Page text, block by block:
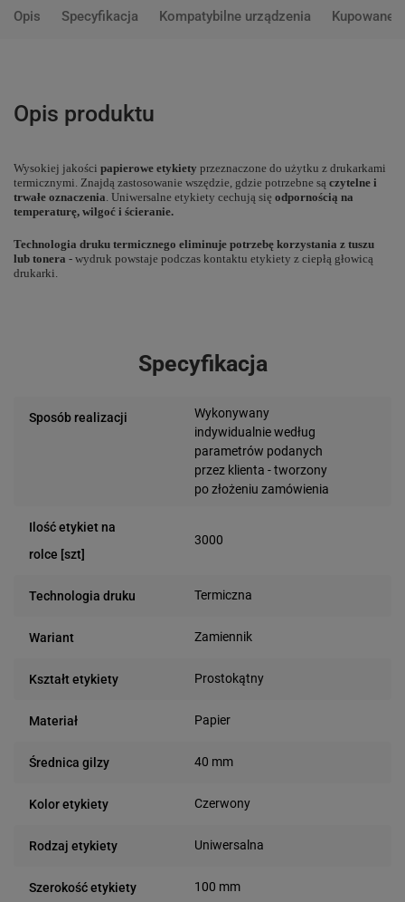
Opis Specyfikacja Kompatybilne urządzenia Kupowane
Opis produktu
Wysokiej jakości papierowe etykiety przeznaczone do użytku z drukarkami
termicznymi. Znajdą zastosowanie wszędzie, gdzie potrzebne są czytelne i
trwałe oznaczenia . Uniwersalne etykiety cechują się odpornością na
temperaturę, wilgoć i ścieranie.
Technologia druku termicznego eliminuje potrzebę korzystania z tuszu
lub tonera - wydruk powstaje podczas kontaktu etykiety z ciepłą głowicą
drukarki.
Specyfikacja
Sposób realizacji
Wykonywany
indywidualnie według
parametrów podanych
przez klienta - tworzony
po złożeniu zamówienia
Ilość etykiet na
rolce [szt]
3000
Technologia druku Termiczna
Wariant Zamiennik
Kształt etykiety Prostokątny
Materiał Papier
Średnica gilzy 40 mm
Kolor etykiety Czerwony
Rodzaj etykiety Uniwersalna
Szerokość etykiety 100 mm